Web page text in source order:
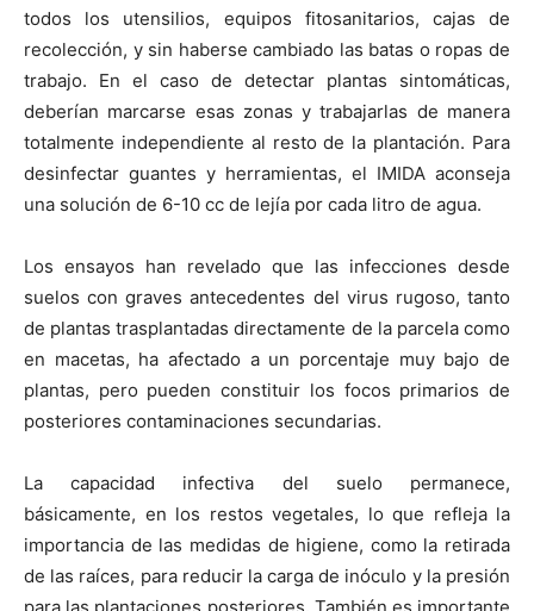
todos los utensilios, equipos fitosanitarios, cajas de
recolección, y sin haberse cambiado las batas o ropas de
trabajo. En el caso de detectar plantas sintomáticas,
deberían marcarse esas zonas y trabajarlas de manera
totalmente independiente al resto de la plantación. Para
desinfectar guantes y herramientas, el IMIDA aconseja
una solución de 6-10 cc de lejía por cada litro de agua.
Los ensayos han revelado que las infecciones desde
suelos con graves antecedentes del virus rugoso, tanto
de plantas trasplantadas directamente de la parcela como
en macetas, ha afectado a un porcentaje muy bajo de
plantas, pero pueden constituir los focos primarios de
posteriores contaminaciones secundarias.
La capacidad infectiva del suelo permanece,
básicamente, en los restos vegetales, lo que refleja la
importancia de las medidas de higiene, como la retirada
de las raíces, para reducir la carga de inóculo y la presión